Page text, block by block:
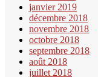
janvier 2019
décembre 2018
novembre 2018
octobre 2018
septembre 2018
août 2018
juillet 2018